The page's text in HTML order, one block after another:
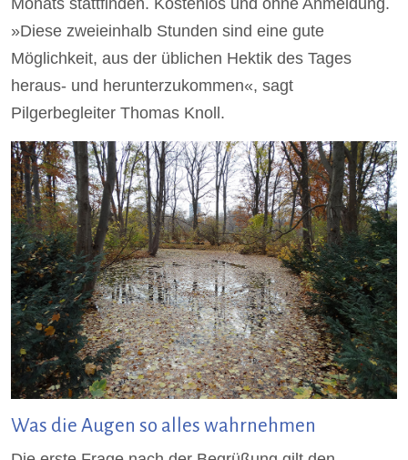
Monats stattfinden. Kostenlos und ohne Anmeldung.
»Diese zweieinhalb Stunden sind eine gute
Möglichkeit, aus der üblichen Hektik des Tages
heraus- und herunterzukommen«, sagt
Pilgerbegleiter Thomas Knoll.
Was die Augen so alles wahrnehmen